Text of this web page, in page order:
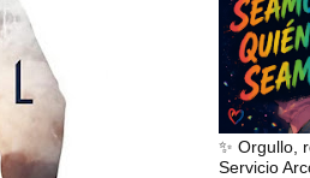
✨ Orgullo,
Servicio